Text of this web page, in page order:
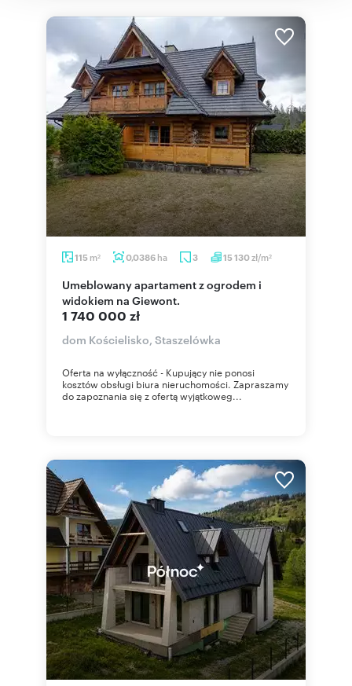
115 m2 0,0386 ha 3 15 130zł/m2
Umeblowany apartament z ogrodem i
widokiem na Giewont.
1 740 000 zł
dom Kościelisko, Staszelówka
Oferta na wyłączność - Kupujący nie ponosi
kosztów obsługi biura nieruchomości. Zapraszamy
do zapoznania się z ofertą wyjątkoweg...